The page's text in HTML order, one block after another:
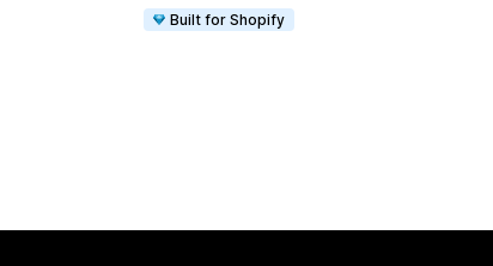
Built for Shopify